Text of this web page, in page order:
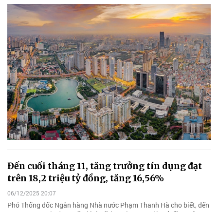
Đến cuối tháng 11, tăng trưởng tín dụng đạt
trên 18,2 triệu tỷ đồng, tăng 16,56%
06/12/2025 20:07
Phó Thống đốc Ngân hàng Nhà nước Phạm Thanh Hà cho biết, đến